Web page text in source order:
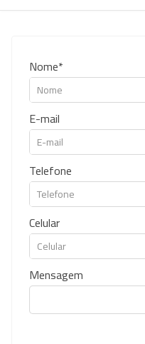
Nome
E-mail
Telefone
Celular
Mensagem